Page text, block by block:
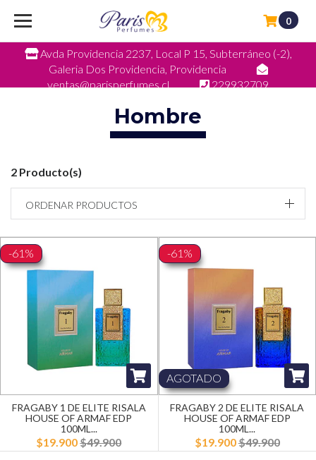
Avda Providencia 2237, Local P 15, Subterráneo (-2),
Galeria Dos Providencia, Providencia
ventas@parisperfumes.cl
229932709
0
Hombre
2 Producto(s)
ORDENAR PRODUCTOS
-61%
FRAGABY 1 DE ELITE RISALA
HOUSE OF ARMAF EDP
100ML...
$19.900$49.900
-61%
AGOTADO
FRAGABY 2 DE ELITE RISALA
HOUSE OF ARMAF EDP
100ML...
$19.900$49.900